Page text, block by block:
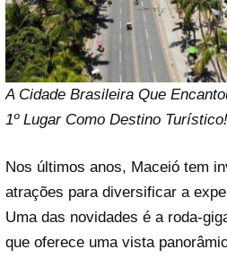
A Cidade Brasileira Que
1º Lugar Como Destino
Nos últimos anos, Maceió tem
atrações para diversificar a
Uma das novidades é a roda-
que oferece uma vista